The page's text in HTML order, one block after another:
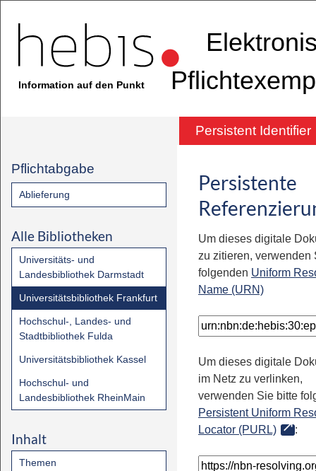
Information auf den Punkt
Persistent Identifier
Pflichtabgabe
Ablieferung
Alle Bibliotheken
Universitäts- und
Landesbibliothek Darmstadt
Universitätsbibliothek Frankfurt
Hochschul-, Landes- und
Stadtbibliothek Fulda
Universitätsbibliothek Kassel
Hochschul- und
Landesbibliothek RheinMain
Inhalt
Themen
Persistente
Um dieses digitale
zu zitieren, verwenden
folgenden Uniform
Name (URN)
Um dieses digitale
im Netz zu verlinken,
verwenden Sie bitte
Persistent Uniform
Locator (PURL)
: